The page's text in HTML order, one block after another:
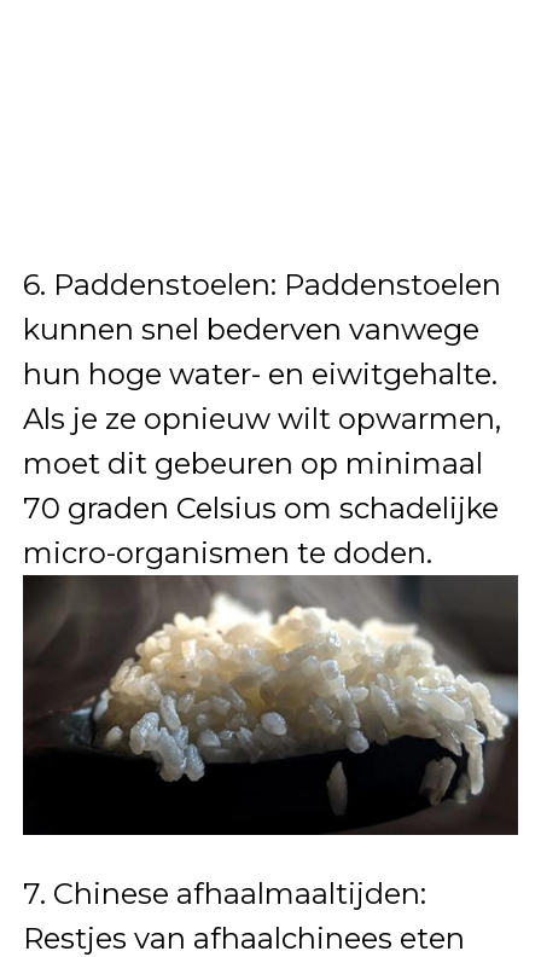
6. Paddenstoelen: Paddenstoelen
kunnen snel bederven vanwege
hun hoge water- en eiwitgehalte.
Als je ze opnieuw wilt opwarmen,
moet dit gebeuren op minimaal
70 graden Celsius om schadelijke
micro-organismen te doden.
7. Chinese afhaalmaaltijden:
Restjes van afhaalchinees eten